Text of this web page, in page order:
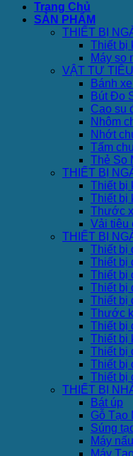
Trang Chủ
SẢN PHẨM
THIẾT BỊ
Thiết bị
Máy so
VẬT TƯ
Bánh
Bút Đo
Cao su
Nhôm
Nhớt
Tấm
Thẻ So
THIẾT BỊ
Thiết bị
Thiết bị
Thước
Vải tiêu
THIẾT BỊ
Thiết bị
Thiết bị
Thiết bị
Thiết bị
Thiết bị
Thước
Thiết bị
Thiết bị
Thiết bị
Thiết bị
Thiết bị
THIẾT BỊ
Bát úp
Gỗ Tạo
Súng
Máy
Máy